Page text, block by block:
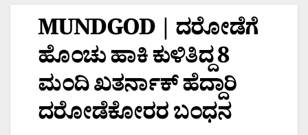
MUNDGOD | ದರೋಡೆಗೆ
ಹೊಂಚು ಹಾಕಿ ಕುಳಿತಿದ್ದ 8
ಮಂದಿ ಖತರ್ನಾಕ್ ಹೆದ್ದಾರಿ
ದರೋಡೆಕೋರರ ಬಂಧನ